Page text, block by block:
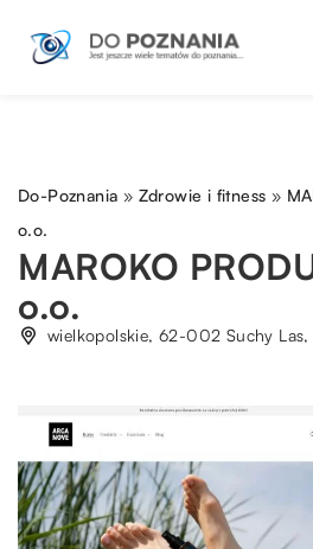
Do-Poznania » Zdrowie i fitness »
o.o.
MAROKO
o.o.
wielkopolskie, 62-002 Suchy Las,